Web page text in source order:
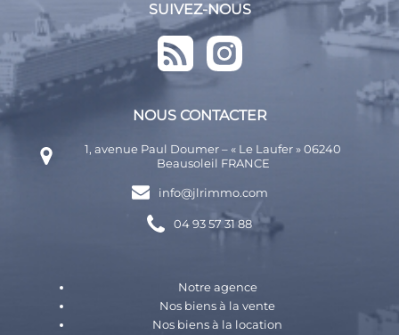
SUIVEZ-NOUS
NOUS CONTACTER
1, avenue Paul Doumer – « Le Laufer » 06240
Beausoleil FRANCE
info@jlrimmo.com
04 93 57 31 88
Notre agence
Nos biens à la vente
Nos biens à la location